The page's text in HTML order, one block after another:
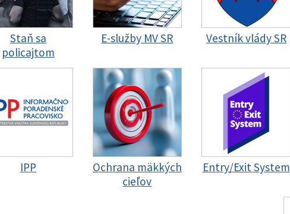
Staň sa
policajtom
E-služby MV SR Vestník vlády SR
IPP
Ochrana mäkkých
cieľov
Entry/Exit System